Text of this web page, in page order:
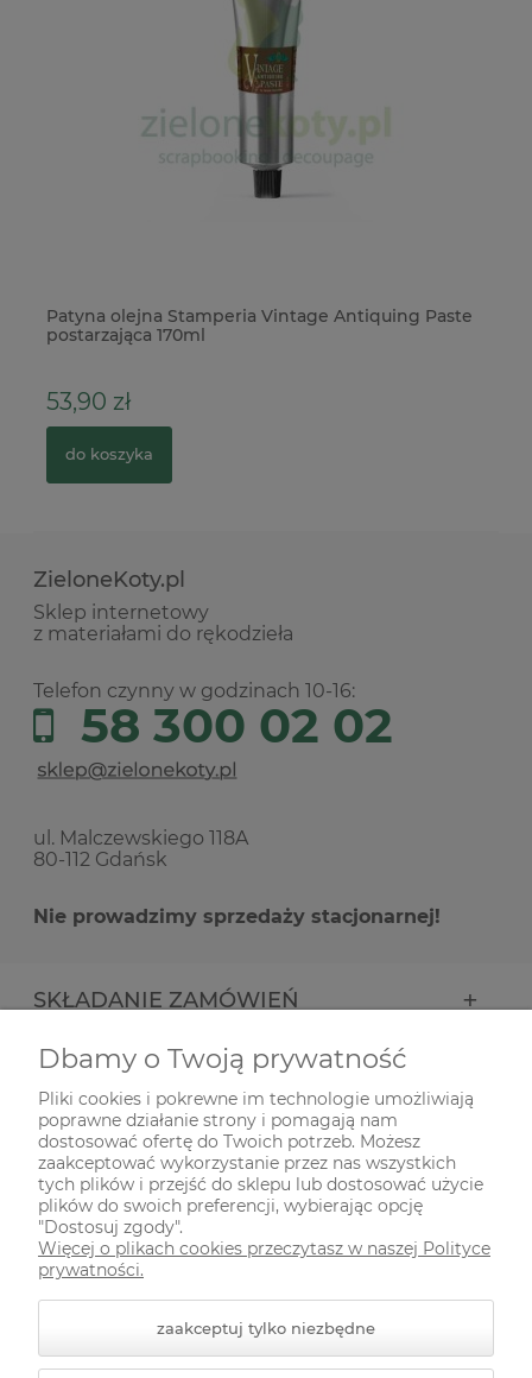
Patyna olejna Stamperia Vintage Antiquing Paste
postarzająca 170ml
53,90 zł
do koszyka
ZieloneKoty.pl
Sklep internetowy
z materiałami do rękodzieła
Telefon czynny w godzinach 10-16:
58 300 02 02
ul. Malczewskiego 118A
80-112 Gdańsk
Nie prowadzimy sprzedaży stacjonarnej!
SKŁADANIE ZAMÓWIEŃ
INFORMACJE
ODWIEDŹ NAS NA
Dbamy o Twoją prywatność
Pliki cookies i pokrewne im technologie umożliwiają
poprawne działanie strony i pomagają nam
dostosować ofertę do Twoich potrzeb. Możesz
zaakceptować wykorzystanie przez nas wszystkich
tych plików i przejść do sklepu lub dostosować użycie
plików do swoich preferencji, wybierając opcję
"Dostosuj zgody".
Więcej o plikach cookies przeczytasz w naszej Polityce
prywatności.
zaakceptuj tylko niezbędne